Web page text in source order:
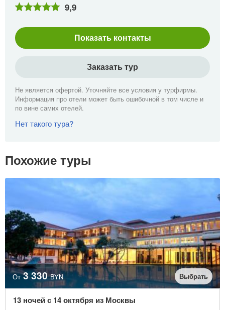
9,9
Показать контакты
Заказать тур
Не является офертой. Уточняйте все условия у турфирмы.
Информация про отели может быть ошибочной в том числе и
по вине самих отелей.
Нет такого тура?
Похожие туры
От 3 330 BYN Выбрать
13 ночей с 14 октября из Москвы